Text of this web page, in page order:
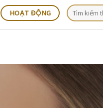
HOẠT ĐỘNG
Tìm
kiếm: